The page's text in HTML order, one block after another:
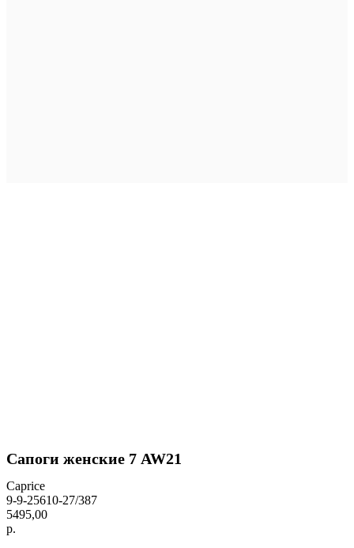
Сапоги женские 7 AW21
Caprice
9-9-25610-27/387
5495,00
р.